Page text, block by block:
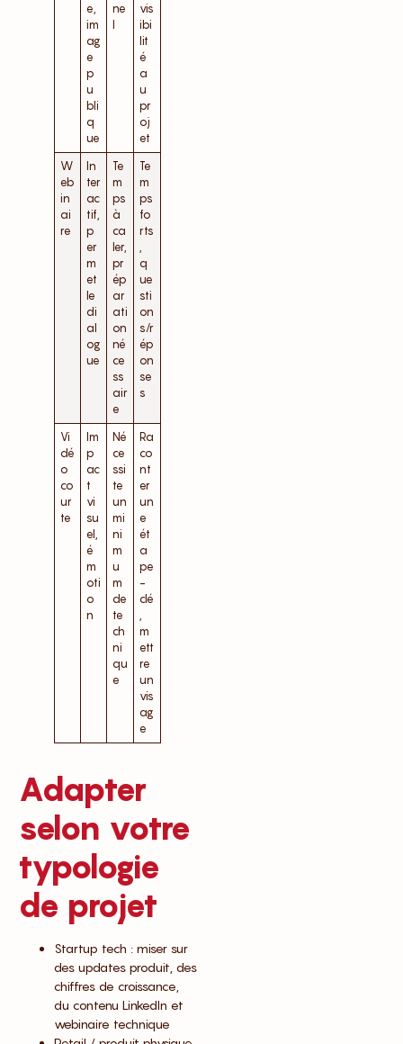
e,
im
ag
e
p
u
bli
q
ue
ne
l
vis
ibi
lit
é
a
u
pr
oj
et
W
eb
in
ai
re
In
ter
ac
tif,
p
er
m
et
le
di
al
og
ue
Te
m
ps
à
ca
ler,
pr
ép
ar
ati
on
né
ce
ss
air
e
Te
m
ps
fo
rts
q
ue
sti
on
s/r
ép
on
se
s
Vi
dé
o
co
ur
te
Im
p
ac
t
vi
su
el,
é
m
oti
o
n
Né
ce
ssi
te
un
mi
ni
m
u
m
de
te
ch
ni
qu
e
Ra
co
nt
er
un
e
ét
a
pe
-
clé
m
ett
re
un
vis
ag
e
Adapter
selon votre
typologie
de projet
Startup tech : miser sur
des updates produit, des
chiffres de croissance,
du contenu LinkedIn et
webinaire technique